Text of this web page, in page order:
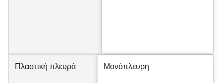
Πλαστική πλευρά Μονόπλευρη